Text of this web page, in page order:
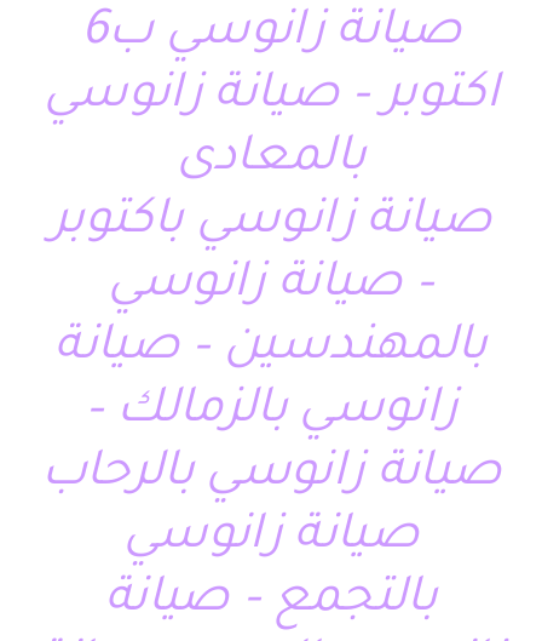
صيانة زانوسي ب6
اكتوبر – صيانة زانوسي
بالمعادى
صيانة زانوسي باكتوبر
– صيانة زانوسي
بالمهندسين – صيانة
زانوسي بالزمالك –
صيانة زانوسي بالرحاب
صيانة زانوسي
بالتجمع – صيانة